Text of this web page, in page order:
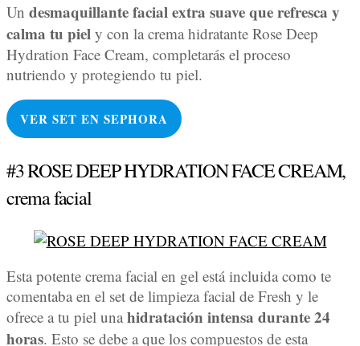
Un desmaquillante facial extra suave que refresca y
calma tu piel y con la crema hidratante Rose Deep
Hydration Face Cream, completarás el proceso
nutriendo y protegiendo tu piel.
VER SET EN SEPHORA
#3 ROSE DEEP HYDRATION FACE CREAM,
crema facial
Esta potente crema facial en gel está incluida como te
comentaba en el set de limpieza facial de Fresh y le
ofrece a tu piel una hidratación intensa durante 24
horas. Esto se debe a que los compuestos de esta